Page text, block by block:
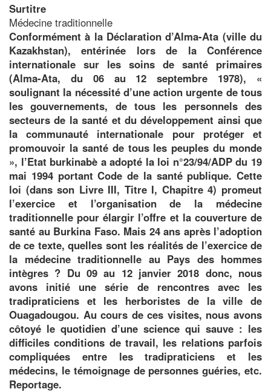
Surtitre
Médecine traditionnelle
Conformément à la Déclaration d’Alma-Ata (ville du
Kazakhstan), entérinée lors de la Conférence
internationale sur les soins de santé primaires
(Alma-Ata, du 06 au 12 septembre 1978), «
soulignant la nécessité d’une action urgente de tous
les gouvernements, de tous les personnels des
secteurs de la santé et du développement ainsi que
la communauté internationale pour protéger et
promouvoir la santé de tous les peuples du monde
», l’Etat burkinabè a adopté la loi n°23/94/ADP du 19
mai 1994 portant Code de la santé publique. Cette
loi (dans son Livre III, Titre I, Chapitre 4) promeut
l’exercice et l’organisation de la médecine
traditionnelle pour élargir l’offre et la couverture de
santé au Burkina Faso. Mais 24 ans après l’adoption
de ce texte, quelles sont les réalités de l’exercice de
la médecine traditionnelle au Pays des hommes
intègres ? Du 09 au 12 janvier 2018 donc, nous
avons initié une série de rencontres avec les
tradipraticiens et les herboristes de la ville de
Ouagadougou. Au cours de ces visites, nous avons
côtoyé le quotidien d’une science qui sauve : les
difficiles conditions de travail, les relations parfois
compliquées entre les tradipraticiens et les
médecins, le témoignage de personnes guéries, etc.
Reportage.